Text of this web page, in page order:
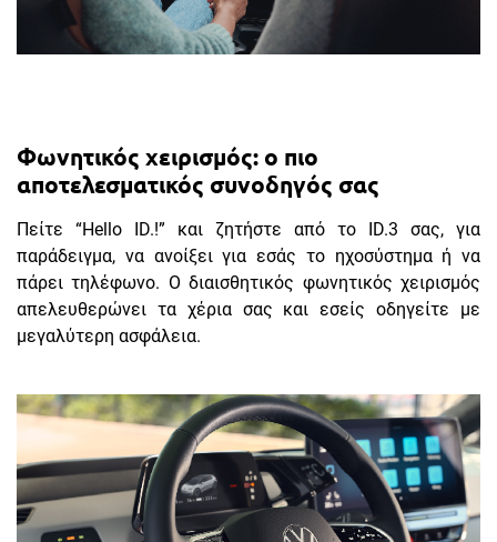
Φωνητικός χειρισμός: ο πιο
αποτελεσματικός συνοδηγός σας
Πείτε “Hello ID.!” και ζητήστε από το ID.3 σας, για
παράδειγμα, να ανοίξει για εσάς το ηχοσύστημα ή να
πάρει τηλέφωνο. Ο διαισθητικός φωνητικός χειρισμός
απελευθερώνει τα χέρια σας και εσείς οδηγείτε με
μεγαλύτερη ασφάλεια.